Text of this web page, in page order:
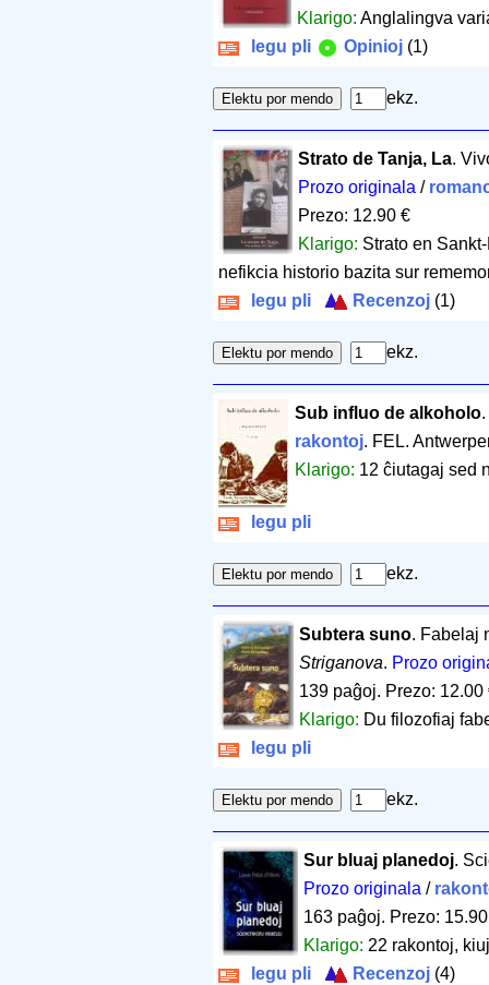
Klarigo:Anglalingva
legu pli
Opinioj (1)
ekz.
Strato de Tanja, La.
Prozo originala /
Prezo: 12.90 €
Klarigo: Strato en
nefikcia historio bazita sur
legu pli
Recenzoj (1)
ekz.
Sub influo de alkoholo.
rakontoj. FEL.
Klarigo: 12 ĉiutagaj sed
legu pli
ekz.
Subtera suno. Fabelaj
Striganova. Prozo
139 paĝoj. Prezo: 12.00
Klarigo: Du filozofiaj
legu pli
ekz.
Sur bluaj planedoj.
Prozo originala /
163 paĝoj. Prezo:
Klarigo: 22 rakontoj,
legu pli
Recenzoj (4)